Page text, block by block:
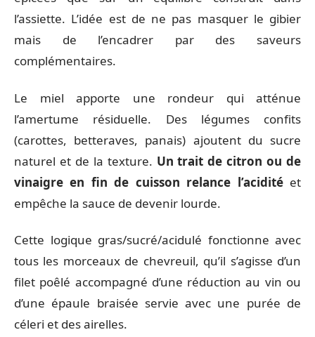
l’assiette. L’idée est de ne pas masquer le gibier
mais de l’encadrer par des saveurs
complémentaires.
Le miel apporte une rondeur qui atténue
l’amertume résiduelle. Des légumes confits
(carottes, betteraves, panais) ajoutent du sucre
naturel et de la texture. Un trait de citron ou de
vinaigre en fin de cuisson relance l’aciditéet
empêche la sauce de devenir lourde.
Cette logique gras/sucré/acidulé fonctionne avec
tous les morceaux de chevreuil, qu’il s’agisse d’un
filet poêlé accompagné d’une réduction au vin ou
d’une épaule braisée servie avec une purée de
céleri et des airelles.